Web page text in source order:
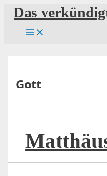
Zum
Inhalt
springen
Das
Gott